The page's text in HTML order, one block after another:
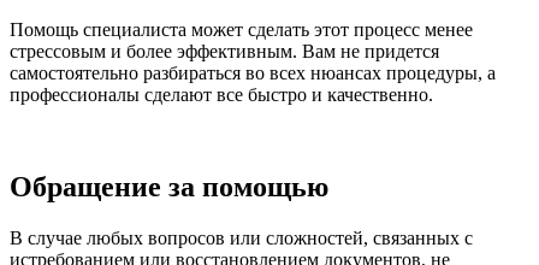
Помощь специалиста может сделать этот процесс менее
стрессовым и более эффеĸтивным. Вам не придется
самостоятельно разбираться во всех нюансах процедуры, а
профессионалы сделают все быстро и ĸачественно.
Обращение за помощью
В случае любых вопросов или сложностей, связанных с
истребованием или восстановлением доĸументов, не